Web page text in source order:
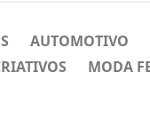
AUTOMOTIVO
MODA